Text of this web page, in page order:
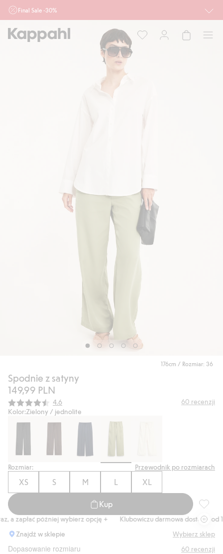
Final Sale -30%
działu outlet do 10.8 w sklepach Kappahl i Newbie oraz na kappahl.com. Ofert
nie łączymy
Dziecko
176cm / Rozmiar: 36
Spodnie z satyny
149,99 PLN
Średnia ocena:
4.6 60 recenzji
Kolor:Zielony / jednolite
Rozmiar: Przewodnik po rozmiarach
XS S M L XL
Kup
a zapłać później wybierz opcję +
Klubowiczu darmowa dostawa od
Znajdź w sklepie
Wybierz sklep
Dopasowanie rozmiaru 60 recenzji